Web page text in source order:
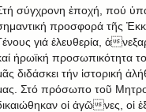
σύγχρονη ἐποχή, πού
προσφορά τῆς
γιά ἐλευθερία, ἀ
ἡρωϊκή προσωπικότητα
διδάσκει τήν ἱστορική
Στό πρόσωπο τοῦ
οἱ ἀγῶνες, οἱ